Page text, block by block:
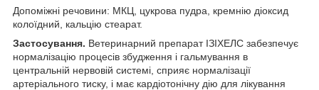
Допоміжні речовини: МКЦ, цукрова пудра, кремнію діоксид
колоїдний, кальцію стеарат.
Застосування. Ветеринарний препарат ІЗІХЕЛС забезпечує
нормалізацію процесів збудження і гальмування в
центральній нервовій системі, сприяє нормалізації
артеріального тиску, і має кардіотонічну дію для лікування